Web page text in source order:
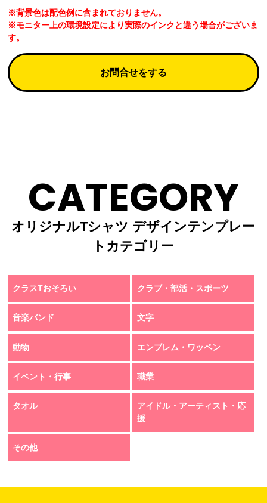
※背景色は配色例に含まれておりません。
※モニター上の環境設定により実際のインクと違う場合がございま
す。
お問合せをする
CATEGORY
オリジナルTシャツ デザインテンプレー
トカテゴリー
クラスTおそろい クラブ・部活・スポーツ
音楽バンド 文字
動物 エンブレム・ワッペン
イベント・行事 職業
タオル
アイドル・アーティスト・応
援
その他